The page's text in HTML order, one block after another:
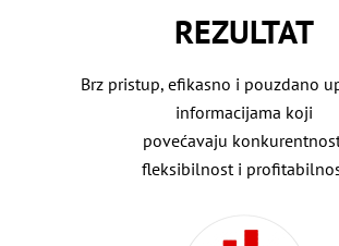
REZULTAT
Brz pristup, efikasno i pouzdano
informacijama koji
povećavaju
fleksibilnost i